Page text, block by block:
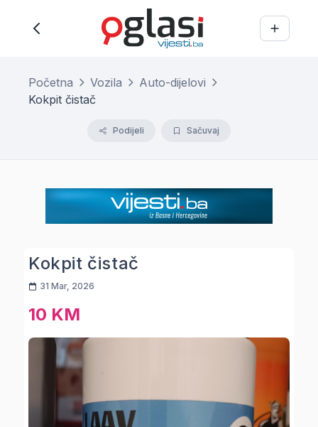
Početna Vozila
Auto-dijelovi
Kokpit čistač
Podijeli Sačuvaj
Kokpit čistač
31 Mar, 2026
10 KM